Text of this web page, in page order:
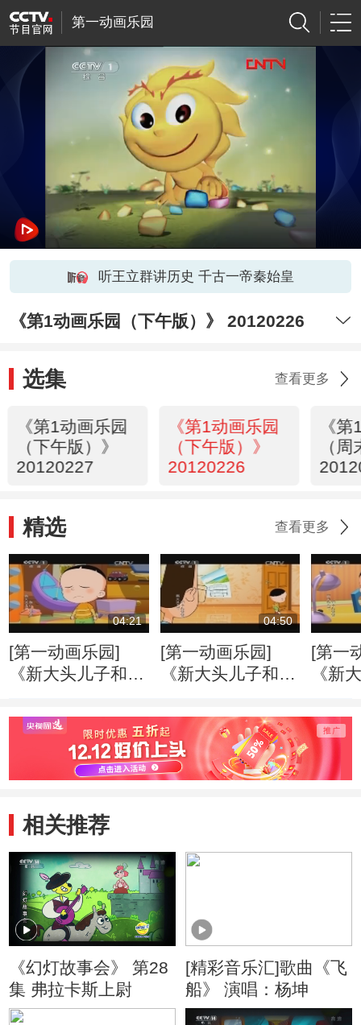
第一动画乐园
听王立群讲历史 千古一帝秦始皇
《第1动画乐园（下午版）》 20120226
选集 查看更多
《第1动画乐园
（下午版）》
20120227
《第1动画乐园
（下午版）》
20120226
《
（
精选 查看更多
04:21
[第一动画乐园]
《新大头儿子和小
季） 好朋友
04:50
[第一动画乐园]
《新大头儿子和小
季） 戴眼镜的大
头儿子
[第一
《新
季）
旧玩具
相关推荐
《幻灯故事会》 第28
集 弗拉卡斯上尉
[精彩音乐汇]歌曲《飞
船》 演唱：杨坤